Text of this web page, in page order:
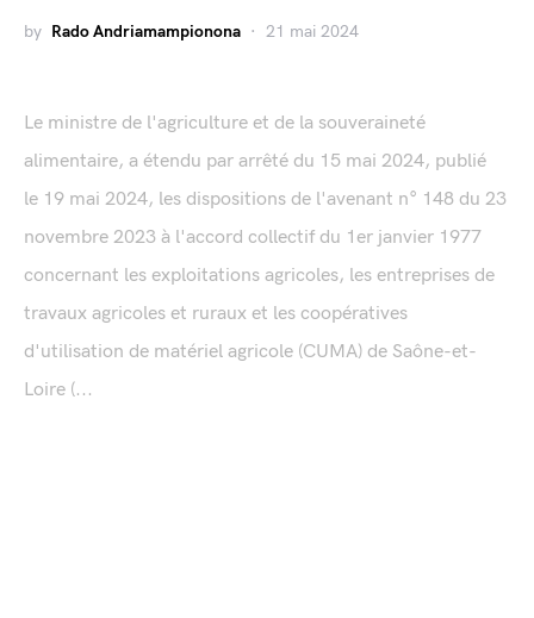
by Rado Andriamampionona 21 mai 2024
Le ministre de l'agriculture et de la souveraineté
alimentaire, a étendu par arrêté du 15 mai 2024, publié
le 19 mai 2024, les dispositions de l'avenant n° 148 du 23
novembre 2023 à l'accord collectif du 1er janvier 1977
concernant les exploitations agricoles, les entreprises de
travaux agricoles et ruraux et les coopératives
d'utilisation de matériel agricole (CUMA) de Saône-et-
Loire (...